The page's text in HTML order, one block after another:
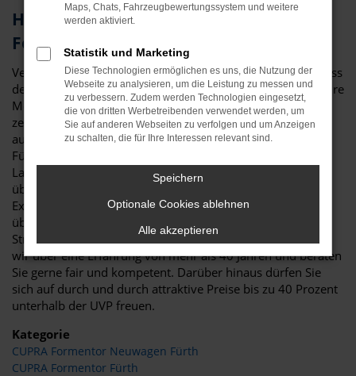
Herausragendes Fahrzeug: der CUPRA
Formentor für Fürth
Vergleichstest und Erfahrungsberichte zeigen eindeutig, dass
der CUPRA Formentor ein erstklassiges Fahrzeug ist. Für Ihre
Mobilität in Fürth ist das Modell perfekt geeignet und
zeichnet sich sowohl durch seine Verarbeitungsqualität als
auch die vielen Extras aus. Nicht nur im Stadtverkehr in
Fürth ist der CUPRA Formentor die beste Wahl: auch auf
Landstraße und Autobahn erweist sich das Modell als
überzeugend. Bei Auto Niedermayer verstehen wir uns als
Experten rund um den CUPRA Formentor und haben – im
übertragenen Sinne – bereits zahlreiche Modelle auf die
Straßen von Fürth geschickt. Als Familienbetrieb verfügen
wir über eine Erfahrung von mehr als 40 Jahren und beraten
Sie gerne fair und kompetent. Darüber hinaus dürfen Sie
sich auf durch und durch attraktive Preise bis zu 40 Prozent
unterhalb der UVP freuen.
Kategorie
CUPRA Formentor Neuwagen Fürth
CUPRA Formentor Fürth
Maps, Chats, Fahrzeugbewertungssystem und weitere
werden aktiviert.
Statistik und Marketing
Diese Technologien ermöglichen es uns, die Nutzung der
Webseite zu analysieren, um die Leistung zu messen und
zu verbessern. Zudem werden Technologien eingesetzt,
die von dritten Werbetreibenden verwendet werden, um
Sie auf anderen Webseiten zu verfolgen und um Anzeigen
zu schalten, die für Ihre Interessen relevant sind.
Speichern
Optionale Cookies ablehnen
Alle akzeptieren